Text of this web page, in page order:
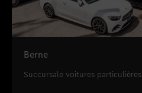
Berne
Succursale voitures particulières